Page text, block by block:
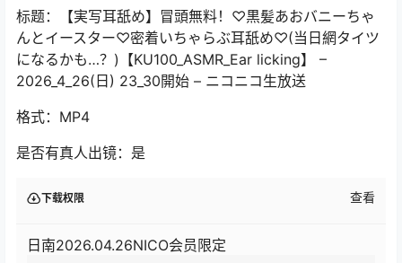
标题：【実写耳舐め】冒頭無料！♡黒髪あおバニーちゃ
んとイースター♡密着いちゃらぶ耳舐め♡(当日網タイツ
になるかも…？)【KU100_ASMR_Ear licking】 –
2026_4_26(日) 23_30開始 – ニコニコ生放送
格式：MP4
是否有真人出镜：是
下载权限 查看
日南2026.04.26NICO会员限定